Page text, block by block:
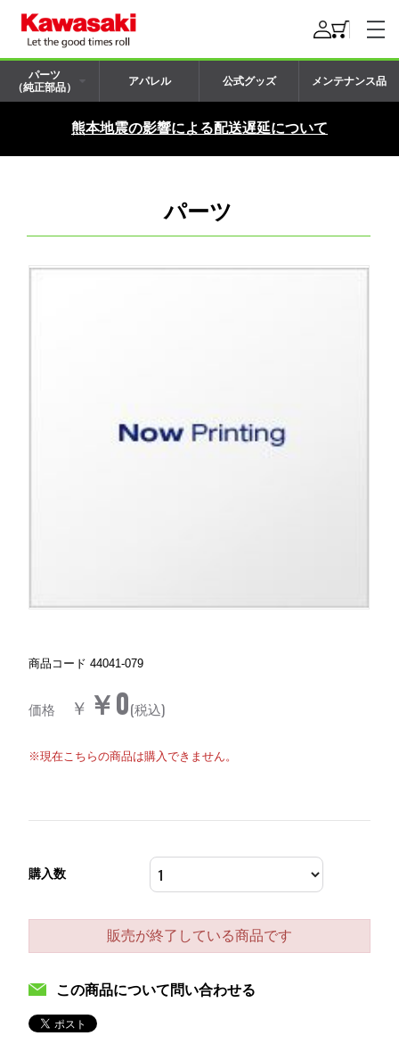
パーツ
（純正部品）
アパレル 公式グッズ メンテナンス品
熊本地震の影響による配送遅延について
パーツ
商品コード 44041-079
価格 ￥ ￥0(税込)
※現在こちらの商品は購入できません。
購入数
販売が終了している商品です
この商品について問い合わせる